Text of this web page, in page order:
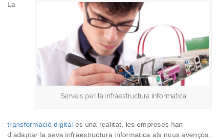
Serveis per la infraestructura informatica
La
transformació digital es una realitat, les empreses han
d’adaptar la seva infraestructura informatica als nous avenços.